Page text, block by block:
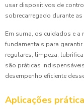
usar dispositivos de
sobrecarregado durante as
Em suma, os cuidados e a
fundamentais para
regulares, limpeza,
são práticas
desempenho eficiente
Aplicações